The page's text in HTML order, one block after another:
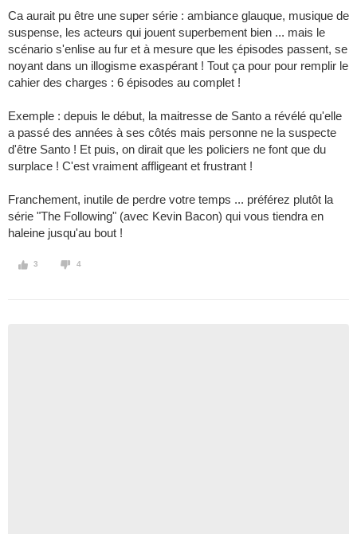
Ca aurait pu être une super série : ambiance glauque, musique de
suspense, les acteurs qui jouent superbement bien ... mais le
scénario s'enlise au fur et à mesure que les épisodes passent, se
noyant dans un illogisme exaspérant ! Tout ça pour pour remplir le
cahier des charges : 6 épisodes au complet !
Exemple : depuis le début, la maitresse de Santo a révélé qu'elle
a passé des années à ses côtés mais personne ne la suspecte
d'être Santo ! Et puis, on dirait que les policiers ne font que du
surplace ! C'est vraiment affligeant et frustrant !
Franchement, inutile de perdre votre temps ... préférez plutôt la
série "The Following" (avec Kevin Bacon) qui vous tiendra en
haleine jusqu'au bout !
3 4